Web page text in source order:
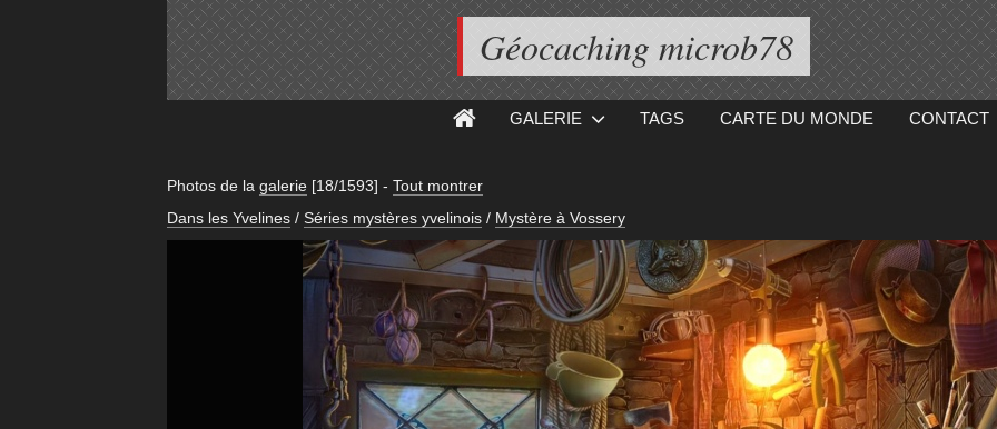
Géocaching microb78
GALERIE TAGS CARTE DU MONDE CONTACT
Photos de la galerie [18/1593] - Tout montrer
Dans les Yvelines / Séries mystères yvelinois / Mystère à Vossery